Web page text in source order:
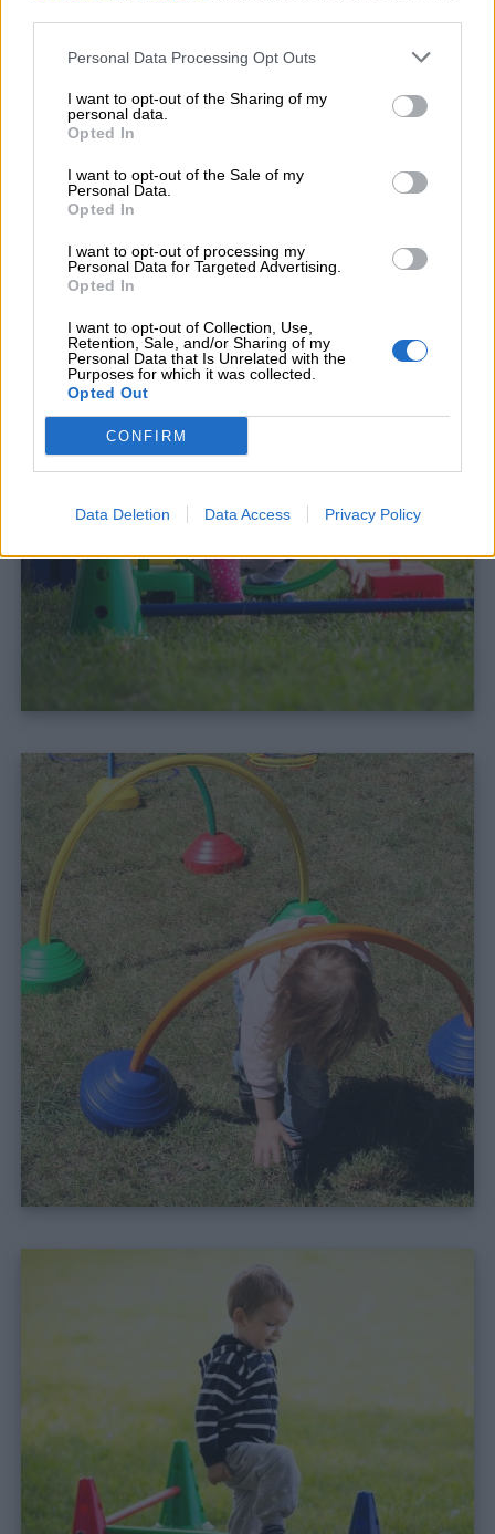
Personal Data Processing Opt Outs
I want to opt-out of the Sharing of my
personal data.
Opted In
I want to opt-out of the Sale of my
Personal Data.
Opted In
I want to opt-out of processing my
Personal Data for Targeted Advertising.
Opted In
I want to opt-out of Collection, Use,
Retention, Sale, and/or Sharing of my
Personal Data that Is Unrelated with the
Purposes for which it was collected.
Opted Out
CONFIRM
Data Deletion Data Access Privacy Policy